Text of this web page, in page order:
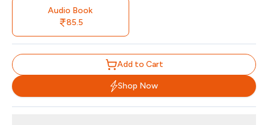
Audio Book
85.5
Add to Cart
Shop Now